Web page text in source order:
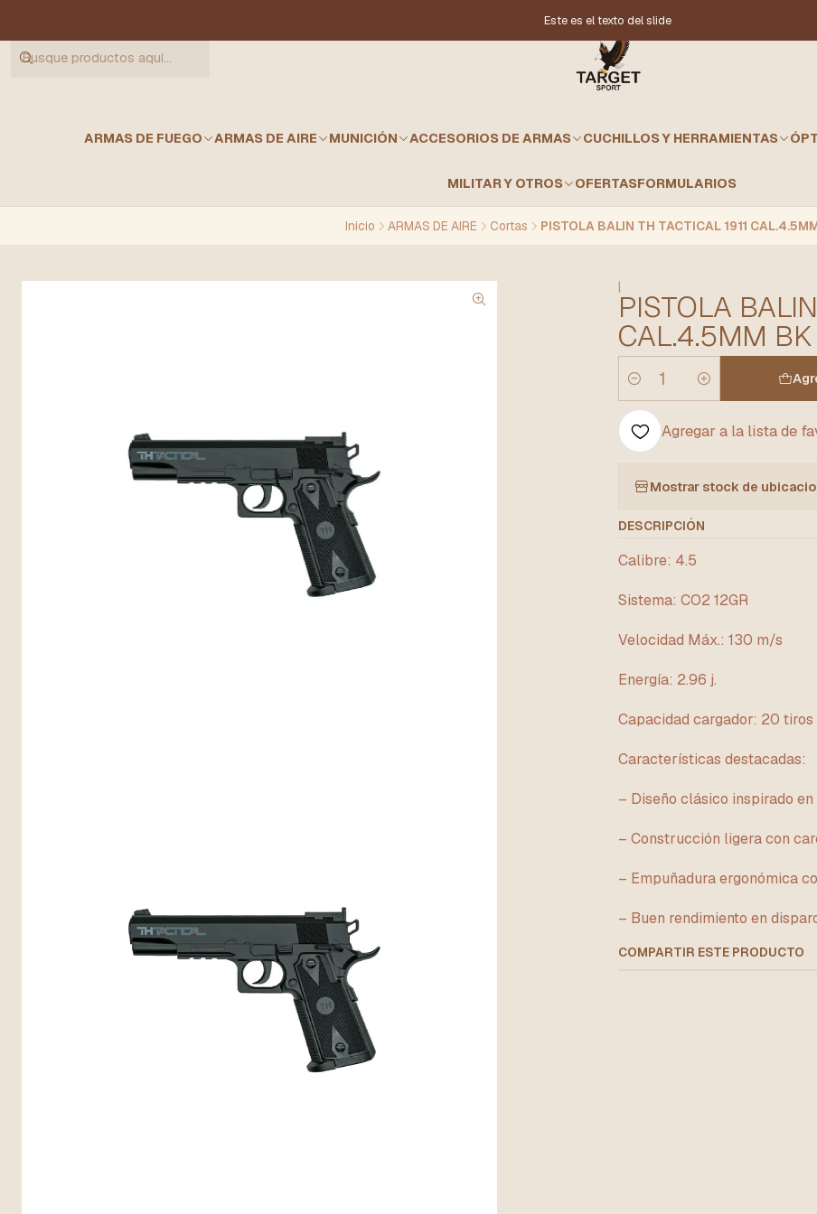
ARMAS DE FUEGO ARMAS DE AIRE MUNICIÓN ACCESORIOS DE ARMAS CUCHILLOS Y HERRAMIENTAS
MILITAR Y OTROS OFERTASFORMULARIOS
Este es el texto del slide
Inicio ARMAS DE AIRE Cortas PISTOLA BALIN TH TACTICAL 1911
|
PISTOLA
CAL.4.5MM
Cantidad
Agregar a la lista de
Mostrar stock de
DESCRIPCIÓN
Calibre: 4.5
Sistema: CO2 12GR
Velocidad Máx.: 130 m/s
Energía: 2.96 j.
Capacidad cargador: 20 tiros
Características destacadas:
– Diseño clásico inspirado en
– Construcción ligera con
– Empuñadura ergonómica
– Buen rendimiento en
COMPARTIR ESTE PRODUCTO